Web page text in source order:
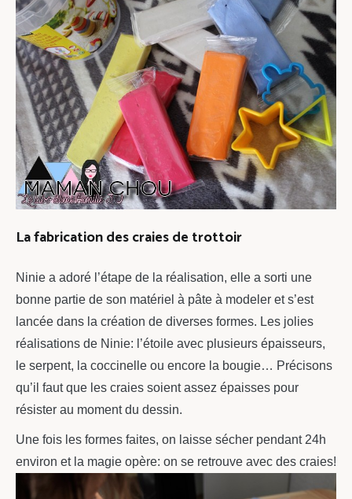
La fabrication des craies de trottoir
Ninie a adoré l’étape de la réalisation, elle a sorti une
bonne partie de son matériel à pâte à modeler et s’est
lancée dans la création de diverses formes. Les jolies
réalisations de Ninie: l’étoile avec plusieurs épaisseurs,
le serpent, la coccinelle ou encore la bougie… Précisons
qu’il faut que les craies soient assez épaisses pour
résister au moment du dessin.
Une fois les formes faites, on laisse sécher pendant 24h
environ et la magie opère: on se retrouve avec des craies!